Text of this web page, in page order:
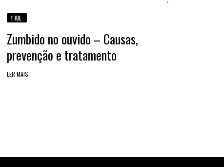
1 JUL
Zumbido no ouvido – Causas,
prevenção e tratamento
LER MAIS